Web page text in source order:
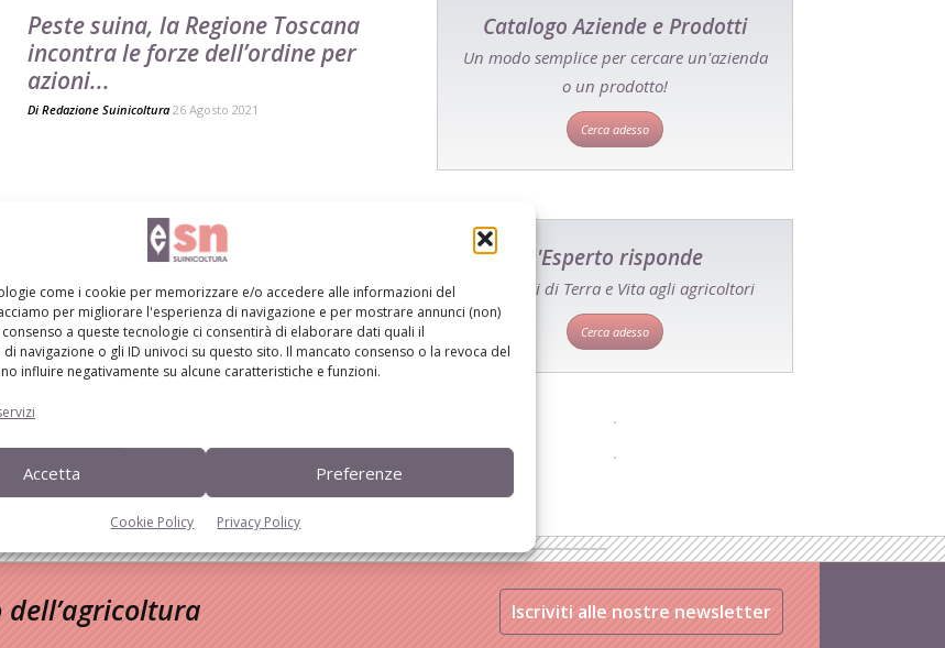
come i cookie per memorizzare e/o accedere alle informazioni del
per migliorare l'esperienza di navigazione e per mostrare annunci (non)
a queste tecnologie ci consentirà di elaborare dati quali il
navigazione o gli ID univoci su questo sito. Il mancato consenso o la revoca del
influire negativamente su alcune caratteristiche e funzioni.
Accetta Preferenze
Cookie Policy Privacy Policy
Peste suina, la Regione Toscana
incontra le forze dell’ordine per
azioni...
Di Redazione Suinicoltura 26 Agosto 2021
Catalogo Aziende e Prodotti
Un modo semplice per cercare un'azienda
o un prodotto!
Cerca adesso
L'Esperto risponde
I consigli di Terra e Vita agli agricoltori
Cerca adesso
Iscriviti alle nostre newsletter